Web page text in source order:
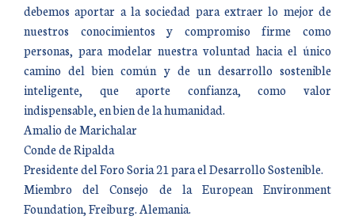
debemos aportar a la sociedad para extraer lo mejor de
nuestros conocimientos y compromiso firme como
personas, para modelar nuestra voluntad hacia el único
camino del bien común y de un desarrollo sostenible
inteligente, que aporte confianza, como valor
indispensable, en bien de la humanidad.
Amalio de Marichalar
Conde de Ripalda
Presidente del Foro Soria 21 para el Desarrollo Sostenible.
Miembro del Consejo de la European Environment
Foundation, Freiburg. Alemania.